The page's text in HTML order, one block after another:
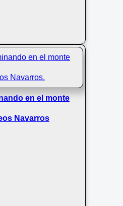
en el monte
Navarros